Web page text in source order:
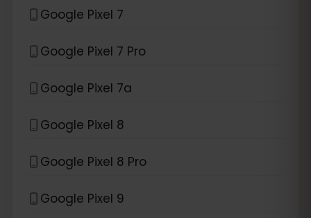
Google Pixel 7
Google Pixel 7 Pro
Google Pixel 7a
Google Pixel 8
Google Pixel 8 Pro
Google Pixel 9